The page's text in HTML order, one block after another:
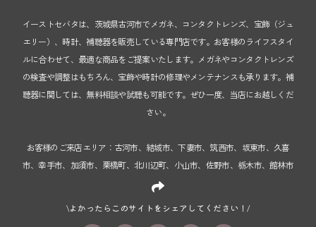
イーストセバタは、茨城県古河市でメガネ、コンタクトレンズ、宝飾（ジュ
エリー）、時計、補聴器を販売している専門店です。お客様のライフスタイ
ルに合わせて、最適な商品をご提案いたします。メガネやコンタクトレンズ
の検査や調整はもちろん、宝飾や時計の修理やメンテナンスも承ります。補
聴器に関しては、無料相談や試聴も可能です。ぜひ一度、当店にお越しくだ
さい。
お客様のご来店エリア：古河市、結城市、下妻市、筑西市、坂東市、久喜
市、幸手市、加須市、栗橋町、北川辺町、小山市、佐野市、栃木市、館林市
\よかったらこのサイトをシェアしてください！/